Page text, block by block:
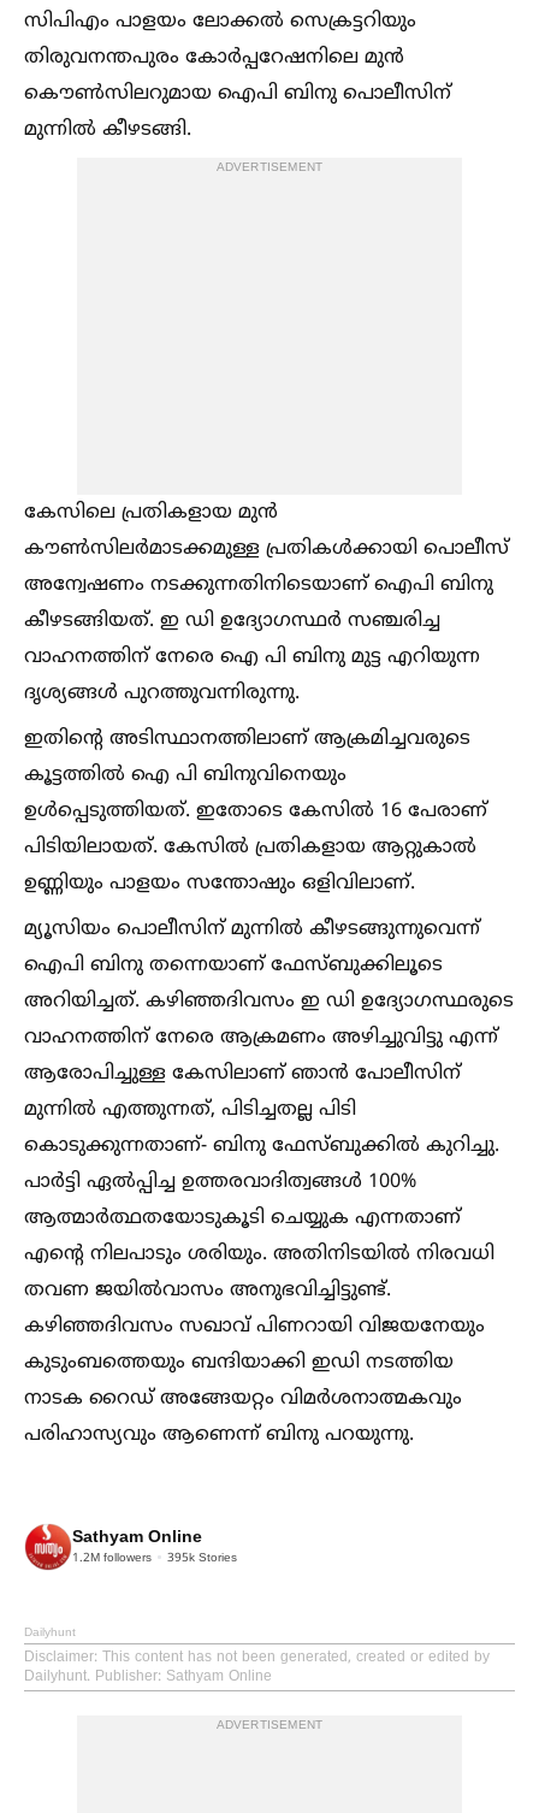
സിപിഎം പാളയം ലോക്കല്‍ സെക്രട്ടറിയും
തിരുവനന്തപുരം കോർപ്പറേഷനിലെ മുൻ
കൌണ്‍സിലറുമായ ഐപി ബിനു പൊലീസിന്
മുന്നില്‍ കീഴടങ്ങി.
ADVERTISEMENT
കേസിലെ പ്രതികളായ മുൻ
കൗണ്‍സിലർമാടക്കമുള്ള പ്രതികള്‍ക്കായി പൊലീസ്
അന്വേഷണം നടക്കുന്നതിനിടെയാണ് ഐപി ബിനു
കീഴടങ്ങിയത്. ഇ ഡി ഉദ്യോഗസ്ഥർ സഞ്ചരിച്ച
വാഹനത്തിന് നേരെ ഐ പി ബിനു മുട്ട എറിയുന്ന
ദൃശ്യങ്ങള്‍ പുറത്തുവന്നിരുന്നു.
ഇതിന്റെ അടിസ്ഥാനത്തിലാണ് ആക്രമിച്ചവരുടെ
കൂട്ടത്തില്‍ ഐ പി ബിനുവിനെയും
ഉള്‍പ്പെടുത്തിയത്. ഇതോടെ കേസില്‍ 16 പേരാണ്
പിടിയിലായത്. കേസില്‍ പ്രതികളായ ആറ്റുകാല്‍
ഉണ്ണിയും പാളയം സന്തോഷും ഒളിവിലാണ്.
മ്യൂസിയം പൊലീസിന് മുന്നില്‍ കീഴടങ്ങുന്നുവെന്ന്
ഐപി ബിനു തന്നെയാണ് ഫേസ്ബുക്കിലൂടെ
അറിയിച്ചത്. കഴിഞ്ഞദിവസം ഇ ഡി ഉദ്യോഗസ്ഥരുടെ
വാഹനത്തിന് നേരെ ആക്രമണം അഴിച്ചുവിട്ടു എന്ന്
ആരോപിച്ചുള്ള കേസിലാണ് ഞാൻ പോലീസിന്
മുന്നില്‍ എത്തുന്നത്, പിടിച്ചതല്ല പിടി
കൊടുക്കുന്നതാണ്- ബിനു ഫേസ്ബുക്കില്‍ കുറിച്ചു.
പാർട്ടി ഏല്‍പ്പിച്ച ഉത്തരവാദിത്വങ്ങള്‍ 100%
ആത്മാർത്ഥതയോടുകൂടി ചെയ്യുക എന്നതാണ്
എന്‍റെ നിലപാടും ശരിയും. അതിനിടയില്‍ നിരവധി
തവണ ജയില്‍വാസം അനുഭവിച്ചിട്ടുണ്ട്.
കഴിഞ്ഞദിവസം സഖാവ് പിണറായി വിജയനേയും
കുടുംബത്തെയും ബന്ദിയാക്കി ഇഡി നടത്തിയ
നാടക റൈഡ് അങ്ങേയറ്റം വിമർശനാത്മകവും
പരിഹാസ്യവും ആണെന്ന് ബിനു പറയുന്നു.
Sathyam Online
1.2M followers 395k Stories
Dailyhunt
Disclaimer: This content has not been generated, created or edited by
Dailyhunt. Publisher: Sathyam Online
ADVERTISEMENT